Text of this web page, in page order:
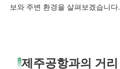
보와 주변 환경을 살펴보겠습니다.
제주공항과의 거리